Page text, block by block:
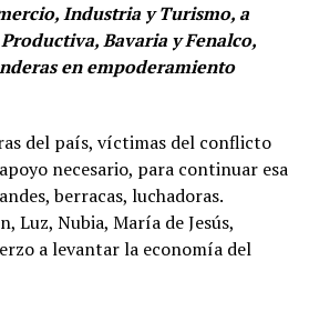
Industria y Turismo, a
Bavaria y Fenalco,
en empoderamiento
del país, víctimas del conflicto
necesario, para continuar esa
berracas, luchadoras.
Luz, Nubia, María de Jesús,
a levantar la economía del